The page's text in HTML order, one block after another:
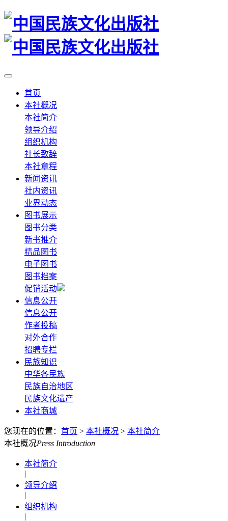
首页
本社概况
本社简介
领导介绍
组织机构
社长致辞
本社章程
新闻资讯
社内资讯
业界动态
图书展示
图书分类
新书推介
精品图书
电子图书
图书档案
促销活动
信息公开
信息公开
作者投稿
对外合作
招聘专栏
民族知识
中华各民族
民族自治地区
民族文化遗产
本社商城
您现在的位置： 首页 > 本社概况 > 本社简介
本社概况Press Introduction
本社简介
|
领导介绍
|
组织机构
|